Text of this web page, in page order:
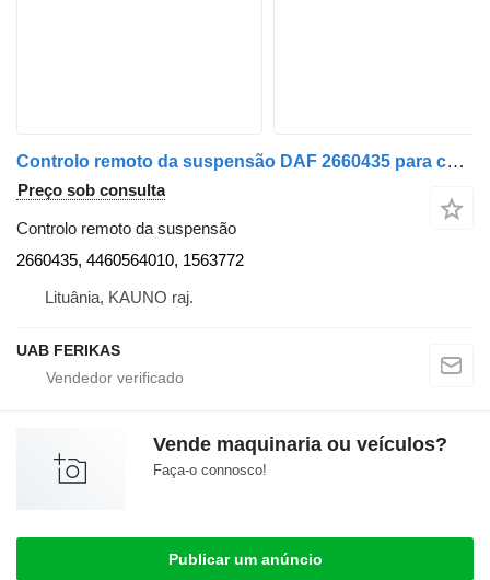
Controlo remoto da suspensão DAF 2660435 para camião tractor DAF
Preço sob consulta
Controlo remoto da suspensão
2660435, 4460564010, 1563772
Lituânia, KAUNO raj.
UAB FERIKAS
Vende maquinaria ou veículos?
Faça-o connosco!
Publicar um anúncio